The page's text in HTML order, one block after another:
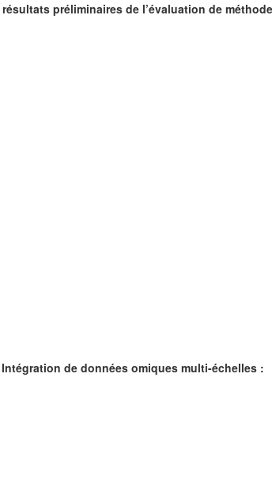
préliminaires de l’évaluation de
Intégration de données omiques multi-échelles :